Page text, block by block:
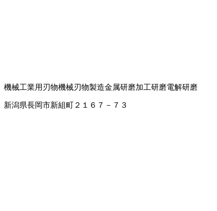
機械工業用刃物機械刃物製造金属研磨加工研磨電解研磨
新潟県長岡市新組町２１６７－７３